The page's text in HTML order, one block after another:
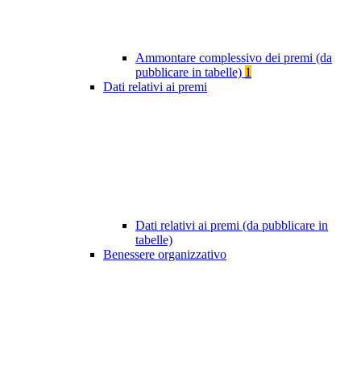
Ammontare complessivo dei premi (da
pubblicare in tabelle) 1
Dati relativi ai premi
Dati relativi ai premi (da pubblicare in
tabelle)
Benessere organizzativo